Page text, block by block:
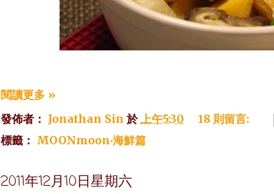
閱讀更多 »
發佈者： Jonathan Sin 於上午5:30
18 則留言:
標籤： MOONmoon‧海鮮篇
2011年12月10日星期六